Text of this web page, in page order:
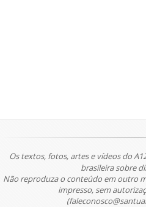
Os textos, fotos, artes e vídeos do
brasileira sobre
Não reproduza o conteúdo em outro
impresso, sem